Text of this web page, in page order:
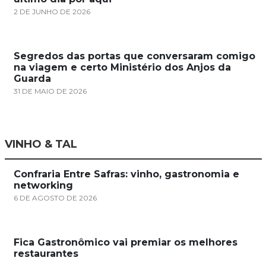
2 DE JUNHO DE 2026
Segredos das portas que conversaram comigo
na viagem e certo Ministério dos Anjos da
Guarda
31 DE MAIO DE 2026
VINHO & TAL
Confraria Entre Safras: vinho, gastronomia e
networking
6 DE AGOSTO DE 2026
Fica Gastronômico vai premiar os melhores
restaurantes